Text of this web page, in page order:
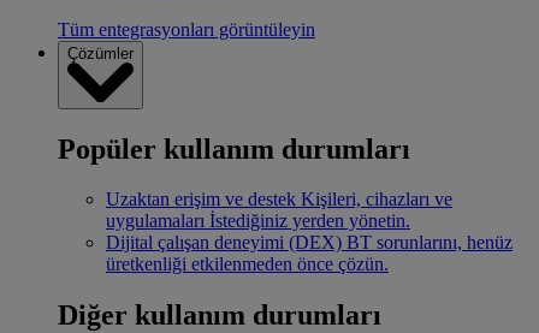
Tüm entegrasyonları görüntüleyin
Çözümler
Popüler kullanım durumları
Uzaktan erişim ve destek Kişileri, cihazları ve
uygulamaları İstediğiniz yerden yönetin.
Dijital çalışan deneyimi (DEX) BT sorunlarını, henüz
üretkenliği etkilenmeden önce çözün.
Diğer kullanım durumları